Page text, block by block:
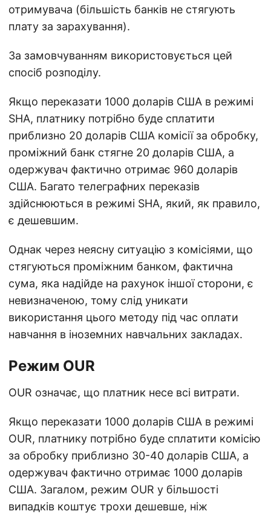
отримувача (більшість банків не стягують
плату за зарахування).
За замовчуванням використовується цей
спосіб розподілу.
Якщо переказати 1000 доларів США в режимі
SHA, платнику потрібно буде сплатити
приблизно 20 доларів США комісії за обробку,
проміжний банк стягне 20 доларів США, а
одержувач фактично отримає 960 доларів
США. Багато телеграфних переказів
здійснюються в режимі SHA, який, як правило,
є дешевшим.
Однак через неясну ситуацію з комісіями, що
стягуються проміжним банком, фактична
сума, яка надійде на рахунок іншої сторони, є
невизначеною, тому слід уникати
використання цього методу під час оплати
навчання в іноземних навчальних закладах.
Режим OUR
OUR означає, що платник несе всі витрати.
Якщо переказати 1000 доларів США в режимі
OUR, платнику потрібно буде сплатити комісію
за обробку приблизно 30-40 доларів США, а
одержувач фактично отримає 1000 доларів
США. Загалом, режим OUR у більшості
випадків коштує трохи дешевше, ніж